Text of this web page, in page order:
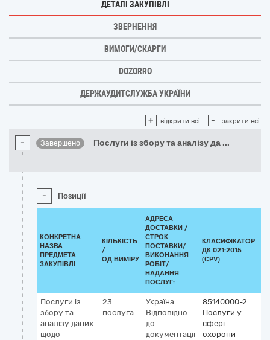
ДЕТАЛІ ЗАКУПІВЛІ
ЗВЕРНЕННЯ
ВИМОГИ/СКАРГИ
DOZORRO
ДЕРЖАУДИТСЛУЖБА УКРАЇНИ
+ відкрити всі - закрити всі
- Завершено Послуги із збору та аналізу да ...
- Позиції
КОНКРЕТНА
НАЗВА
ПРЕДМЕТА
ЗАКУПІВЛІ
КІЛЬКІСТЬ
/
ОД.ВИМІРУ
АДРЕСА
ДОСТАВКИ /
СТРОК
ПОСТАВКИ/
ВИКОНАННЯ
РОБІТ/
НАДАННЯ
ПОСЛУГ:
КЛАСИФІКАТОР
ДК 021:2015
(CPV)
Послуги із
збору та
аналізу даних
щодо
23
послуга
Україна
Відповідно
до
документації
85140000-2
Послуги у
сфері
охорони